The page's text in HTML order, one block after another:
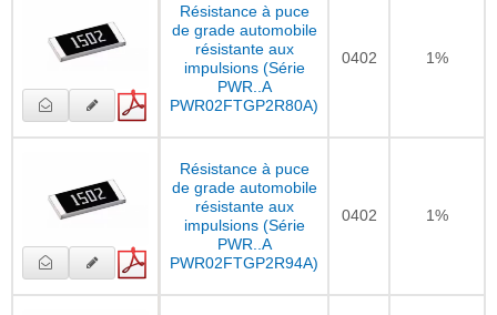
Résistance à puce
de grade automobile
résistante aux
impulsions (Série
PWR..A
PWR02FTGP2R80A)
0402 1%
Résistance à puce
de grade automobile
résistante aux
impulsions (Série
PWR..A
PWR02FTGP2R94A)
0402 1%